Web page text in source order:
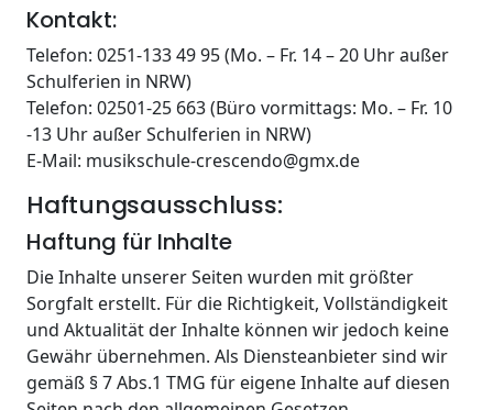
Kontakt:
Telefon: 0251-133 49 95 (Mo. – Fr. 14 – 20 Uhr außer
Schulferien in NRW)
Telefon: 02501-25 663 (Büro vormittags: Mo. – Fr. 10
-13 Uhr außer Schulferien in NRW)
E-Mail: musikschule-crescendo@gmx.de
Haftungsausschluss:
Haftung für Inhalte
Die Inhalte unserer Seiten wurden mit größter
Sorgfalt erstellt. Für die Richtigkeit, Vollständigkeit
und Aktualität der Inhalte können wir jedoch keine
Gewähr übernehmen. Als Diensteanbieter sind wir
gemäß § 7 Abs.1 TMG für eigene Inhalte auf diesen